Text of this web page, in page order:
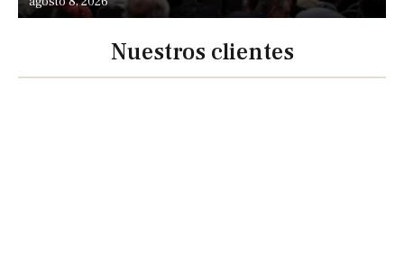
Nuestros clientes